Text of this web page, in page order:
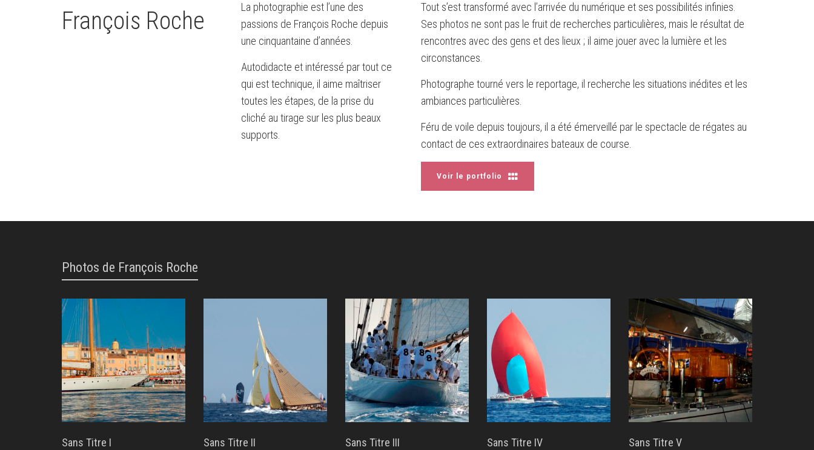
François Roche
La photographie est l’une des
passions de François Roche depuis
une cinquantaine d’années.
Autodidacte et intéressé par tout ce
qui est technique, il aime maîtriser
toutes les étapes, de la prise du
cliché au tirage sur les plus beaux
supports.
Tout s’est transformé avec l’arrivée du numérique et ses possibilités infinies.
Ses photos ne sont pas le fruit de recherches particulières, mais le résultat de
rencontres avec des gens et des lieux ; il aime jouer avec la lumière et les
circonstances.
Photographe tourné vers le reportage, il recherche les situations inédites et les
ambiances particulières.
Féru de voile depuis toujours, il a été émerveillé par le spectacle de régates au
contact de ces extraordinaires bateaux de course.
Voir le portfolio
Photos de François Roche
Sans Titre I Sans Titre II Sans Titre III Sans Titre IV Sans Titre V